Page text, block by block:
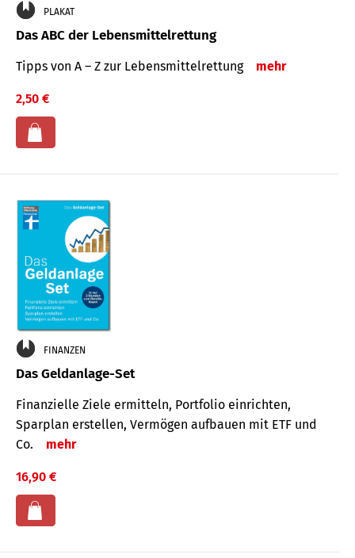
PLAKAT
Das ABC der Lebensmittelrettung
Tipps von A – Z zur Lebensmittelrettung mehr
2,50 €
FINANZEN
Das Geldanlage-Set
Finanzielle Ziele ermitteln, Portfolio einrichten,
Sparplan erstellen, Vermögen aufbauen mit ETF und
Co.
mehr
16,90 €